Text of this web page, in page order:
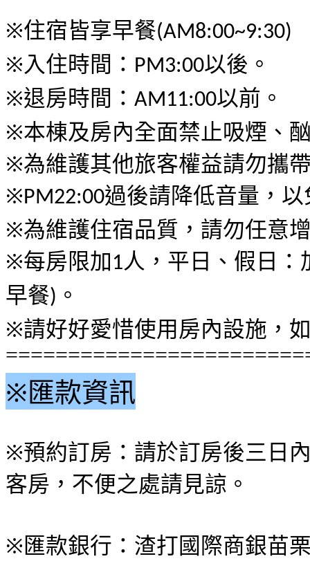
※住宿皆享早餐(AM8:00~9:30)
※入住時間 ： PM3:00以後 。
※退房時間 ： AM11:00以前 。
※本棟及房內全面禁止吸煙 、
※為維護其他旅客權益請勿攜
※PM22:00過後請降低音量 ，
※為維護住宿品質 ， 請勿任意
※每房限加1人 ， 平日 、 假日 ：
早餐) 。
※請好好愛惜使用房內設施 ，
※匯款資訊
※預約訂房 ： 請於訂房後三日
客房 ， 不便之處請見諒 。
※匯款銀行 ：渣打國際商銀苗